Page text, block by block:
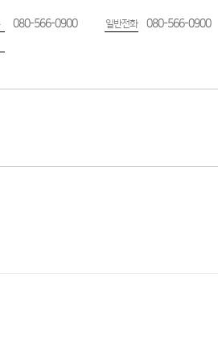
080-566-0900 일반전화 080-566-0900